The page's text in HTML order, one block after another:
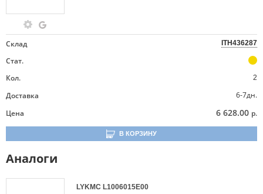
Склад ITH436287
Стат.
Кол.
2
Доставка
6-7дн.
Цена
6 628.00 р.
В КОРЗИНУ
Аналоги
LYKMC L1006015E00